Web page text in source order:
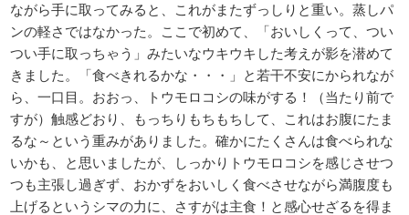
ながら手に取ってみると、これがまたずっしりと重い。蒸しパ
ンの軽さではなかった。ここで初めて、「おいしくって、つい
つい手に取っちゃう」みたいなウキウキした考えが影を潜めて
きました。「食べきれるかな・・・」と若干不安にかられなが
ら、一口目。おおっ、トウモロコシの味がする！（当たり前で
すが）触感どおり、もっちりもちもちして、これはお腹にたま
るな～という重みがありました。確かにたくさんは食べられな
いかも、と思いましたが、しっかりトウモロコシを感じさせつ
つも主張し過ぎず、おかずをおいしく食べさせながら満腹度も
上げるというシマの力に、さすがは主食！と感心せざるを得ま